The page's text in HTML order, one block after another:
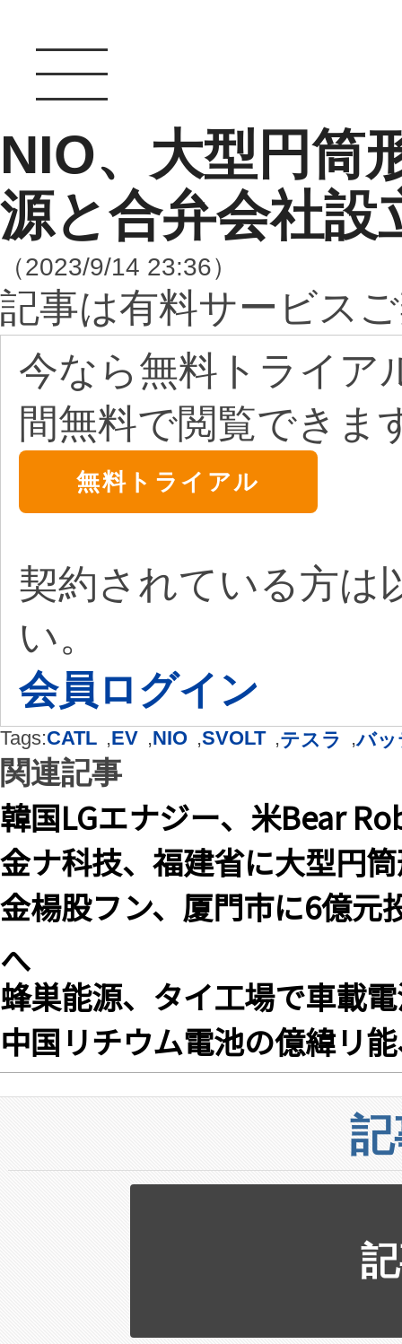
NIO、大型円筒
源と合弁会社設
（2023/9/14 23:36）
記事は有料サービス
今なら無料トライア
間無料で閲覧できま
無料トライアル
契約されている方は
い。
会員ログイン
Tags:CATL ,EV ,NIO ,SVOLT ,テスラ ,バッ
関連記事
韓国LGエナジー、米Bear
金ナ科技、福建省に大型円
金楊股フン、厦門市に6億元
へ
蜂巣能源、タイ工場で車載
中国リチウム電池の億緯リ